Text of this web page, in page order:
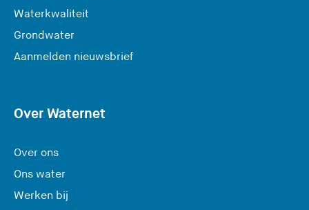
Waterkwaliteit
Grondwater
Aanmelden nieuwsbrief(
Over Waternet
Over ons
Ons water
Werken bij